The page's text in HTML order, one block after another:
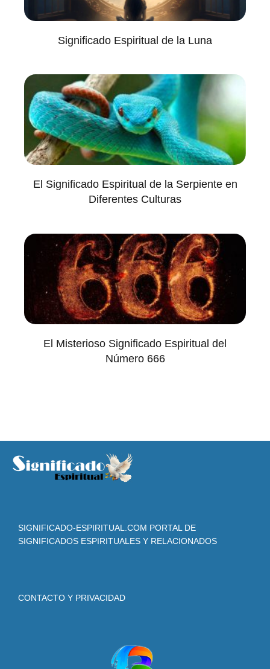
Significado Espiritual de la Luna
El Significado Espiritual de la Serpiente en
Diferentes Culturas
El Misterioso Significado Espiritual del
Número 666
SIGNIFICADO-ESPIRITUAL.COM PORTAL DE
SIGNIFICADOS ESPIRITUALES Y RELACIONADOS
CONTACTO Y PRIVACIDAD